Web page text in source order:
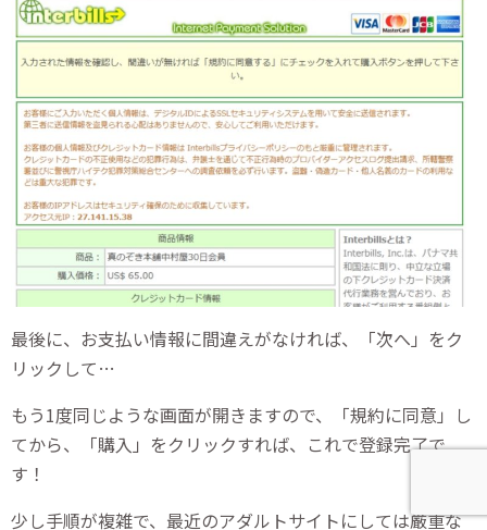
最後に、お支払い情報に間違えがなければ、「次へ」をク
リックして…
もう1度同じような画面が開きますので、「規約に同意」し
てから、「購入」をクリックすれば、これで登録完了で
す！
少し手順が複雑で、最近のアダルトサイトにしては厳重な